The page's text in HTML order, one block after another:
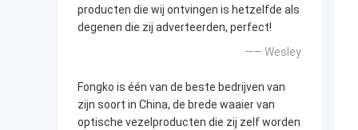
producten die wij ontvingen is hetzelfde als
degenen die zij adverteerden, perfect!
—— Wesley
Fongko is één van de beste bedrijven van
zijn soort in China, de brede waaier van
optische vezelproducten die zij zelf worden